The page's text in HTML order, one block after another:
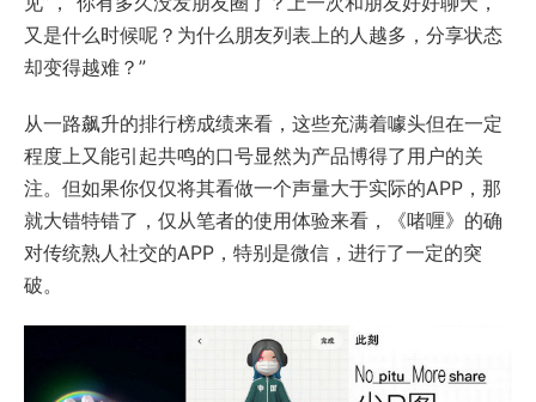
又是什么时候呢？为什么朋友列表上的人越多，分享状态
却变得越难？”
从一路飙升的排行榜成绩来看，这些充满着噱头但在一定
程度上又能引起共鸣的口号显然为产品博得了用户的关
注。但如果你仅仅将其看做一个声量大于实际的APP，那
就大错特错了，仅从笔者的使用体验来看，《啫喱》的确
对传统熟人社交的APP，特别是微信，进行了一定的突
破。